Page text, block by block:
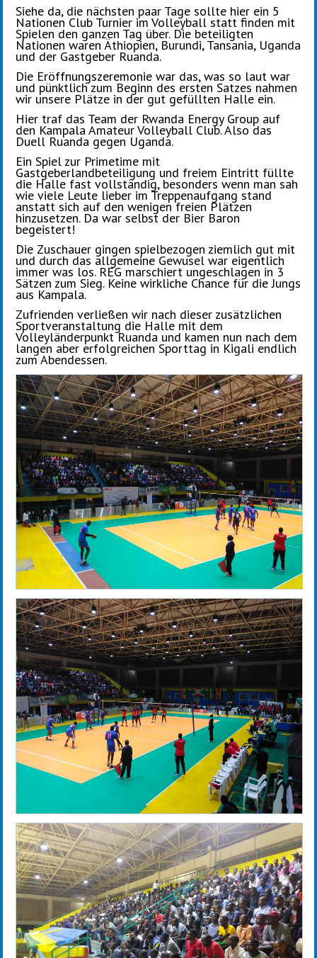
Siehe da, die nächsten paar Tage sollte hier ein 5
Nationen Club Turnier im Volleyball statt finden mit
Spielen den ganzen Tag über. Die beteiligten
Nationen waren Äthiopien, Burundi, Tansania, Uganda
und der Gastgeber Ruanda.
Die Eröffnungszeremonie war das, was so laut war
und pünktlich zum Beginn des ersten Satzes nahmen
wir unsere Plätze in der gut gefüllten Halle ein.
Hier traf das Team der Rwanda Energy Group auf
den Kampala Amateur Volleyball Club. Also das
Duell Ruanda gegen Uganda.
Ein Spiel zur Primetime mit
Gastgeberlandbeteiligung und freiem Eintritt füllte
die Halle fast vollständig, besonders wenn man sah
wie viele Leute lieber im Treppenaufgang stand
anstatt sich auf den wenigen freien Plätzen
hinzusetzen. Da war selbst der Bier Baron
begeistert!
Die Zuschauer gingen spielbezogen ziemlich gut mit
und durch das allgemeine Gewusel war eigentlich
immer was los. REG marschiert ungeschlagen in 3
Sätzen zum Sieg. Keine wirkliche Chance für die Jungs
aus Kampala.
Zufrienden verließen wir nach dieser zusätzlichen
Sportveranstaltung die Halle mit dem
Volleyländerpunkt Ruanda und kamen nun nach dem
langen aber erfolgreichen Sporttag in Kigali endlich
zum Abendessen.